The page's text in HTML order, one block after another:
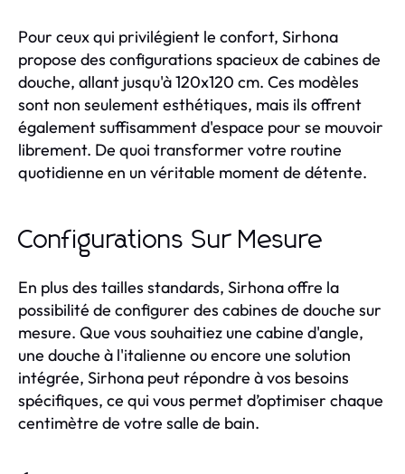
Pour ceux qui privilégient le confort, Sirhona
propose des configurations spacieux de cabines de
douche, allant jusqu'à 120x120 cm. Ces modèles
sont non seulement esthétiques, mais ils offrent
également suffisamment d'espace pour se mouvoir
librement. De quoi transformer votre routine
quotidienne en un véritable moment de détente.
Configurations Sur Mesure
En plus des tailles standards, Sirhona offre la
possibilité de configurer des cabines de douche sur
mesure. Que vous souhaitiez une cabine d'angle,
une douche à l'italienne ou encore une solution
intégrée, Sirhona peut répondre à vos besoins
spécifiques, ce qui vous permet d’optimiser chaque
centimètre de votre salle de bain.